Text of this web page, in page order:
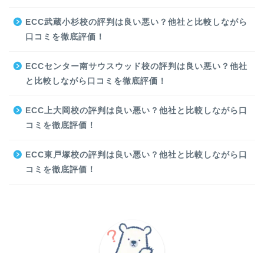
ECC武蔵小杉校の評判は良い悪い？他社と比較しながら
口コミを徹底評価！
ECCセンター南サウスウッド校の評判は良い悪い？他社
と比較しながら口コミを徹底評価！
ECC上大岡校の評判は良い悪い？他社と比較しながら口
コミを徹底評価！
ECC東戸塚校の評判は良い悪い？他社と比較しながら口
コミを徹底評価！